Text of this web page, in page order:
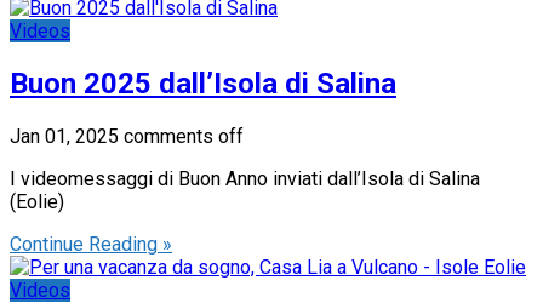
Videos
Buon 2025 dall’Isola di Salina
Jan 01, 2025 comments off
I videomessaggi di Buon Anno inviati dall’Isola di Salina
(Eolie)
Continue Reading »
Videos